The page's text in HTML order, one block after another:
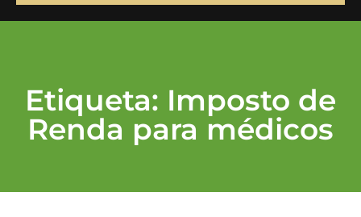
Etiqueta: Imposto de
Renda para médicos